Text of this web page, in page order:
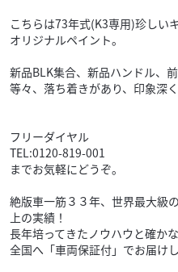
こちらは73年式(K3専用)珍しい
オリジナルペイント。
新品BLK集合、新品ハンドル、
等々、落ち着きがあり、印象深
フリーダイヤル
TEL:0120-819-001
までお気軽にどうぞ。
絶版車一筋３３年、世界最大級
上の実績！
長年培ってきたノウハウと確か
全国へ「車両保証付」でお届けし